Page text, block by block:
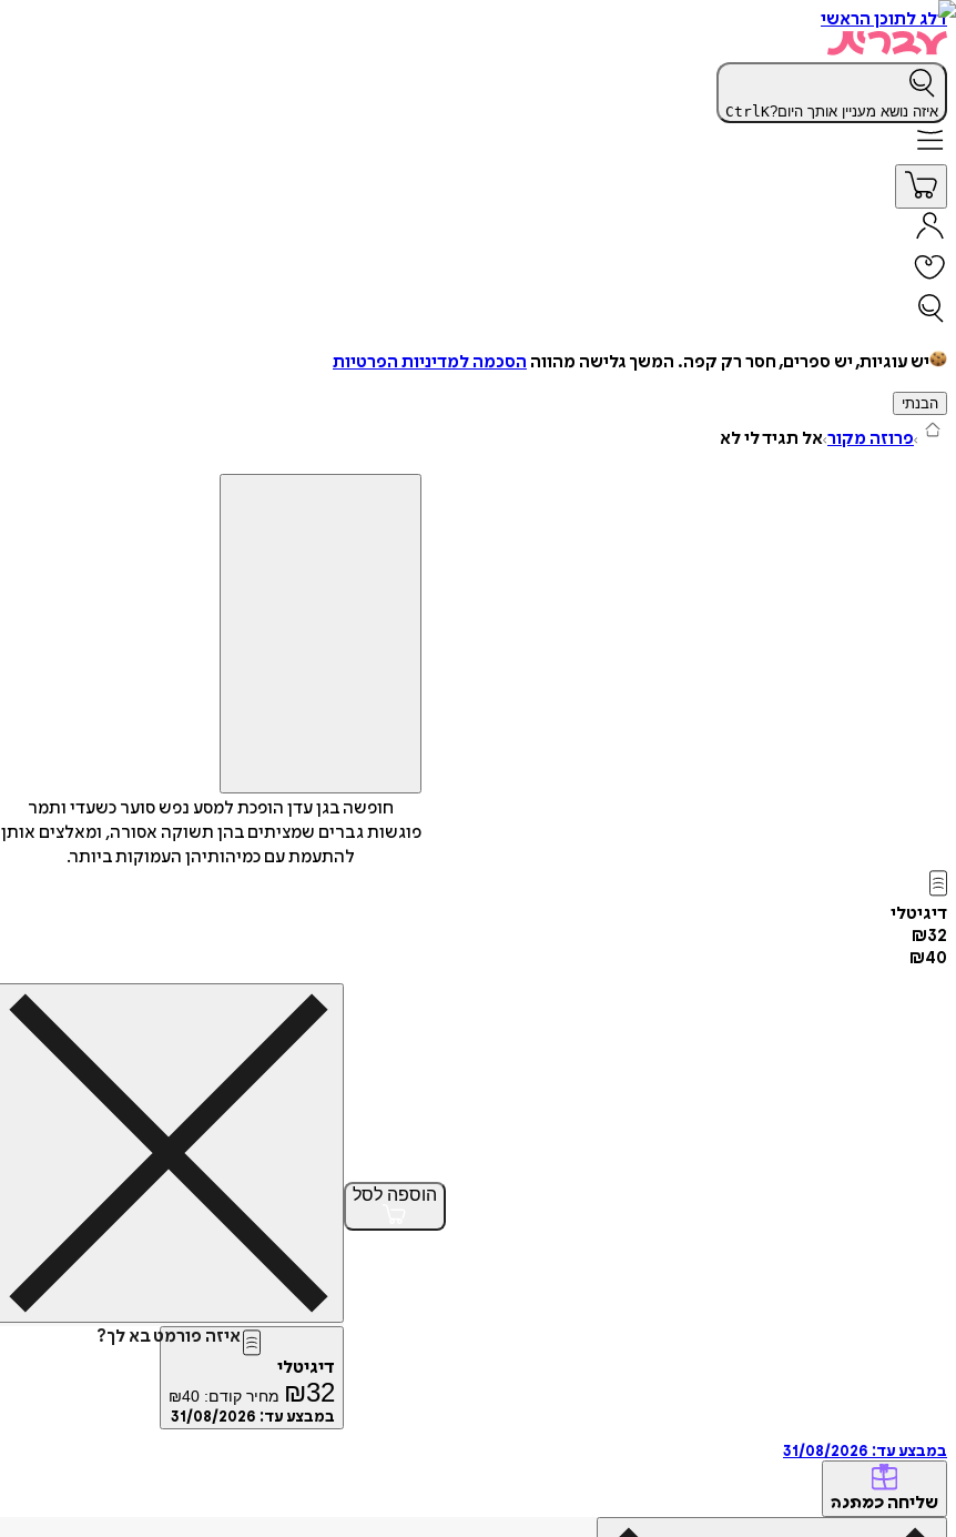
דלג לתוכן הראשי
איזה נושא מעניין אותך היום? CtrlK
יש עוגיות, יש ספרים, חסר רק קפה. המשך גלישה מהווה הסכמה למדיניות הפרטיות
הבנתי
פרוזה מקור אל תגיד לי לא
חופשה בגן עדן הופכת למסע נפש סוער כשעדי ותמר
פוגשות גברים שמציתים בהן תשוקה אסורה, ומאלצים אותן
להתעמת עם כמיהותיהן העמוקות ביותר.
דיגיטלי
₪32
₪40
הוספה לסל
איזה פורמט בא לך?
דיגיטלי
₪32 מחיר קודם: ₪40
במבצע עד: 31/08/2026
במבצע עד: 31/08/2026
שליחה כמתנה